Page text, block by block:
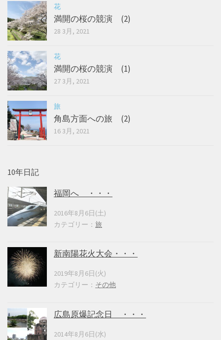
花
満開の桜の競演 (2)
28 3月, 2021
花
満開の桜の競演 (1)
27 3月, 2021
旅
角島方面への旅 (2)
16 3月, 2021
10年日記
福岡へ ・・・
2016年8月6日(土)
カテゴリー： 旅
新南陽花火大会・・・
2019年8月6日(火)
カテゴリー： その他
広島原爆記念日 ・・・
2014年8月6日(水)